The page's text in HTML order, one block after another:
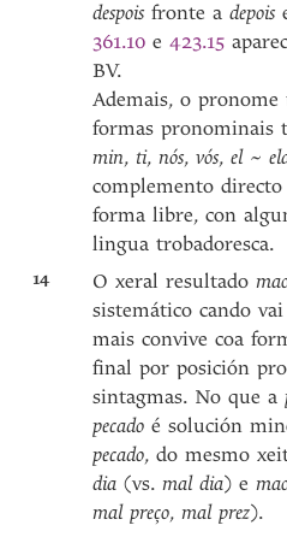
despoisfronte adepois
361.10 e423.15
BV.
Ademais, o pronome
formas pronominais
min, ti, nós, vós, el ~
complemento
forma libre, con
lingua trobadoresca.
14 O xeral resultado
sistemático cando
mais convive coa
final por posición
sintagmas. No que a
pecado é solución
pecado, do mesmo
dia (vs.mal dia) e
mal preço, mal prez).